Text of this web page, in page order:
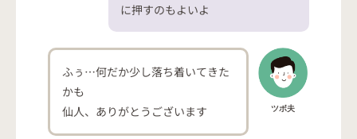
に押すのもよいよ
ふぅ…何だか少し落ち着いてきた
かも
仙人、ありがとうございます
ツボ夫